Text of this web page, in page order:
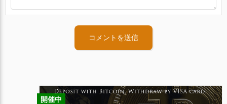
開催中